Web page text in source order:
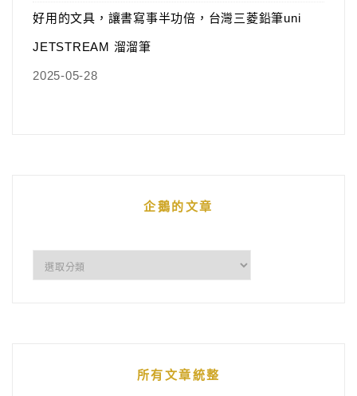
好用的文具，讓書寫事半功倍，台灣三菱鉛筆uni
JETSTREAM 溜溜筆
2025-05-28
企鵝的文章
所有文章統整